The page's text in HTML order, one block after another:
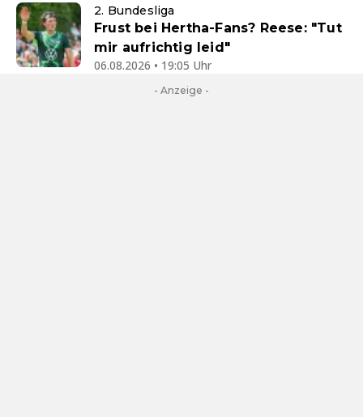
2. Bundesliga
Frust bei Hertha-Fans? Reese: "Tut
mir aufrichtig leid"
06.08.2026 • 19:05 Uhr
- Anzeige -